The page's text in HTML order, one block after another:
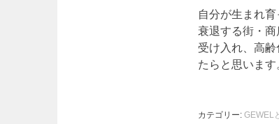
自分が生まれ
衰退する街・
受け入れ、高
たらと思います
カテゴリー: GEWEL